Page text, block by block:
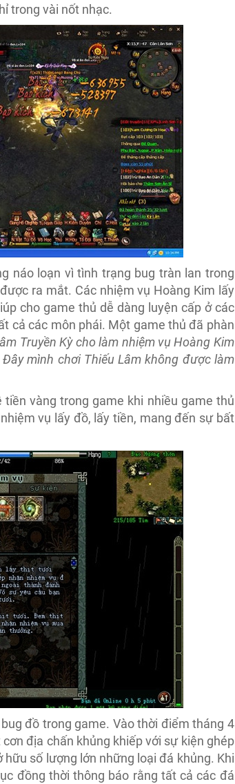
trong vài nốt nhạc.
náo loạn vì tình trạng bug tràn lan trong
ra mắt. Các nhiệm vụ Hoàng Kim lấy
cho game thủ dễ dàng luyện cấp ở các
cả các môn phái. Một game thủ đã phàn
Truyền Kỳ cho làm nhiệm vụ Hoàng Kim
mình chơi Thiếu Lâm không được làm
vàng trong game khi nhiều game thủ
vụ lấy đồ, lấy tiền, mang đến sự bất
đồ trong game. Vào thời điểm tháng 4
địa chấn khủng khiếp với sự kiện ghép
số lượng lớn những loại đá khủng. Khi
đồng thời thông báo rằng tất cả các đá